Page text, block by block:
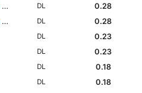
DL
0.28
DL
0.28
DL
0.23
DL
0.23
DL
0.18
DL
0.18